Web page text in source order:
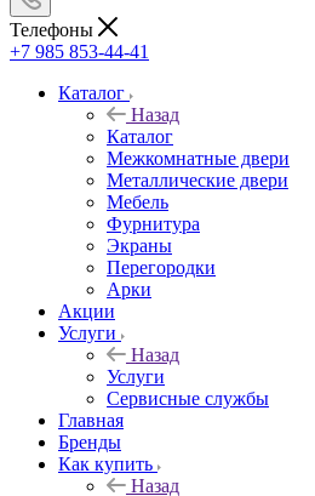
Телефоны
+7 985 853-44-41
Каталог
Назад
Каталог
Межкомнатные двери
Металлические двери
Мебель
Фурнитура
Экраны
Перегородки
Арки
Акции
Услуги
Назад
Услуги
Сервисные службы
Главная
Бренды
Как купить
Назад